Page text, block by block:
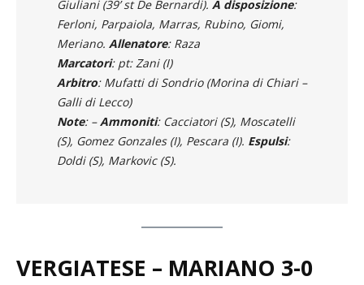
Ferloni, Parpaiola, Marras, Rubino, Giomi,
Meriano.Allenatore: Raza
Marcatori: pt: Zani (I)
Arbitro: Mufatti di Sondrio (Morina di Chiari –
Galli di Lecco)
Note : –Ammoniti
(S), Gomez Gonzales (I), Pescara (I).Espulsi:
Doldi (S), Markovic (S).